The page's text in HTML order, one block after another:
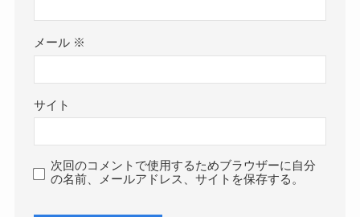
メール ※
サイト
次回のコメントで使用するためブラウザーに自分
の名前、メールアドレス、サイトを保存する。